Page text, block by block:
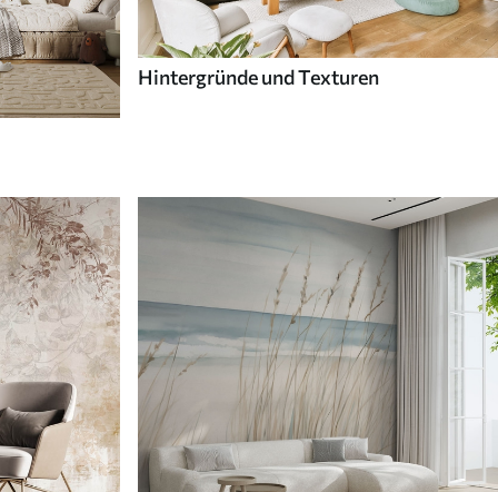
Hintergründe und Texturen